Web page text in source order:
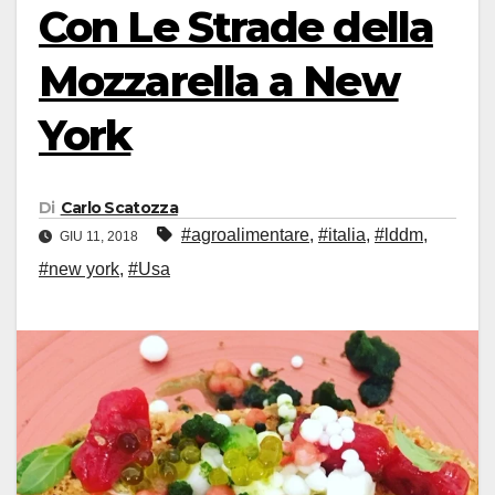
Con Le Strade della
Mozzarella a New
York
Di Carlo Scatozza
GIU 11, 2018 #agroalimentare, #italia, #lddm,
#new york, #Usa